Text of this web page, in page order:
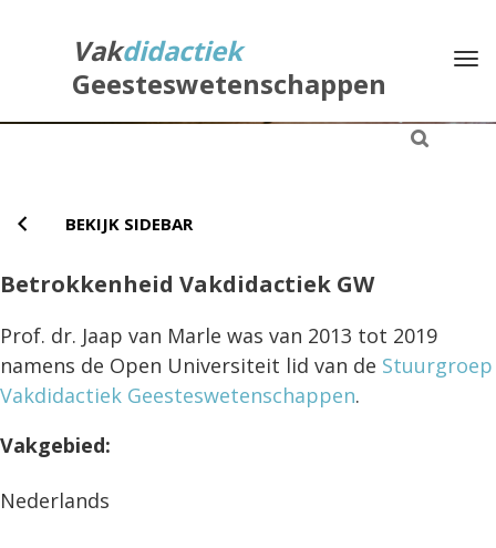
Vakdidactiek
Geesteswetenschappen
BEKIJK SIDEBAR
Betrokkenheid Vakdidactiek GW
Prof. dr. Jaap van Marle was van 2013 tot 2019
namens de Open Universiteit lid van de Stuurgroep
Vakdidactiek Geesteswetenschappen.
Vakgebied:
Nederlands